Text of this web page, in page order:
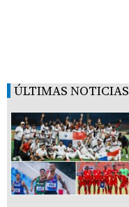
ÚLTIMAS NOTICIAS